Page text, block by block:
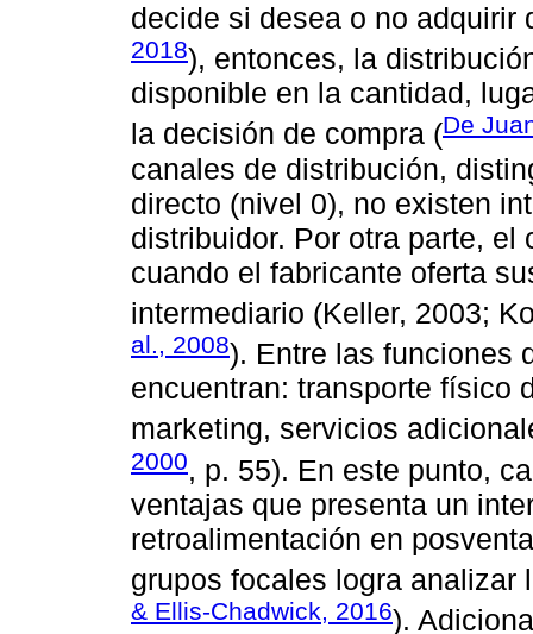
decide si desea o no adquirir
2018), entonces, la
disponible en la cantidad,
la decisión de compra (De
canales de distribución,
directo (nivel 0), no existen
distribuidor. Por otra parte,
cuando el fabricante oferta
intermediario (Keller, 2003;
al., 2008). Entre las funciones
encuentran: transporte físico
marketing, servicios
2000, p. 55). En este punto,
ventajas que presenta un
retroalimentación en
grupos focales logra analizar
& Ellis-Chadwick, 2016).